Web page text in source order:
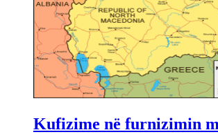
Kufizime në furnizimin